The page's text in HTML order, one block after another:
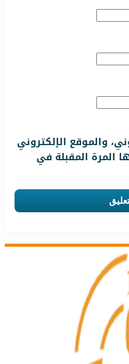
والموقع الإلكتروني
المقبلة في